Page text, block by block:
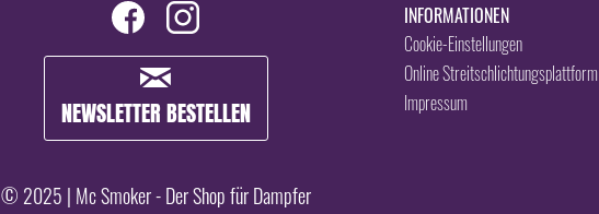
NEWSLETTER BESTELLEN
INFORMATIONEN
Cookie-Einstellungen
Online Streitschlichtungsplattform
Impressum
© 2025 | Mc Smoker - Der Shop für Dampfer